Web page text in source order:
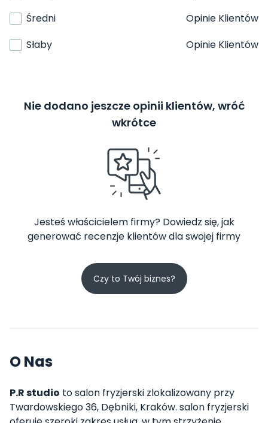
Średni
Opinie Klientów
Słaby
Opinie Klientów
Nie dodano jeszcze opinii klientów, wróć
wkrótce
Jesteś właścicielem firmy? Dowiedz się, jak
generować recenzje klientów dla swojej firmy
Czy to Twój biznes?
O Nas
P.R studio to salon fryzjerski zlokalizowany przy
Twardowskiego 36, Dębniki, Kraków. salon fryzjerski